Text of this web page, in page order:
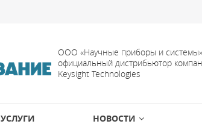
ООО «Научные приборы и
официальный дистрибьютор
Keysight Technologies
УСЛУГИ НОВОСТИ